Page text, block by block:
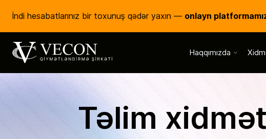
İndi hesabatlarınız bir toxunuş qədər yaxın — onlayn
Vecon Consulting
Haqqımızda
Təlim